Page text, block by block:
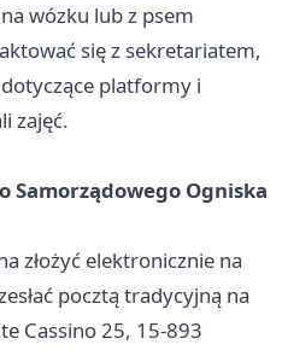
wózku lub z psem
się z sekretariatem,
platformy i
zajęć.
Samorządowego Ogniska
złożyć elektronicznie na
pocztą tradycyjną na
Cassino 25, 15-893